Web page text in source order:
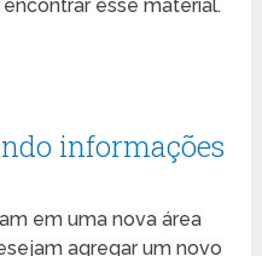
esse material.
informações
em uma nova área
agregar um novo